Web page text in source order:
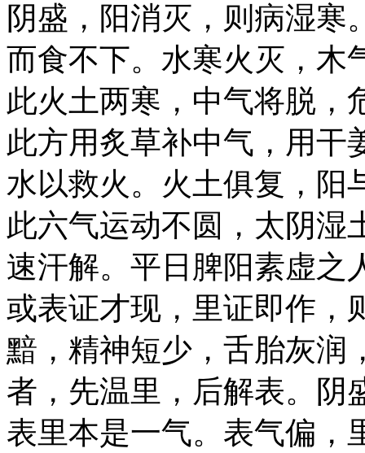
阴盛，阳消灭，则病湿寒
而食不下。水寒火灭，木
此火土两寒，中气将脱，
此方用炙草补中气，用干
水以救火。火土俱复，阳
此六气运动不圆，太阴湿
速汗解。平日脾阳素虚之
或表证才现，里证即作，
黯，精神短少，舌胎灰润
者，先温里，后解表。阴
表里本是一气。表气偏，